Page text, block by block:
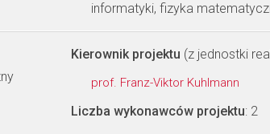
informatyki, fizyka
Kierownik projektu (z jednostki
prof. Franz-Viktor Kuhlmann
Liczba wykonawców projektu: 2